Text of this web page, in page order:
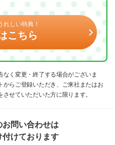
れしい特典！
こちら
く変更・終了する場合がございま
らご登録いただき、ご来社またはお
せていただいた方に限ります。
問い合わせは
付けております